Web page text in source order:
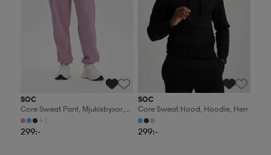
SOC
Core Sweat Pant, Mjukisbyxor,
Dam +1
299:-
SOC
Core Sweat Hood, Hoodie, Herr
299:-